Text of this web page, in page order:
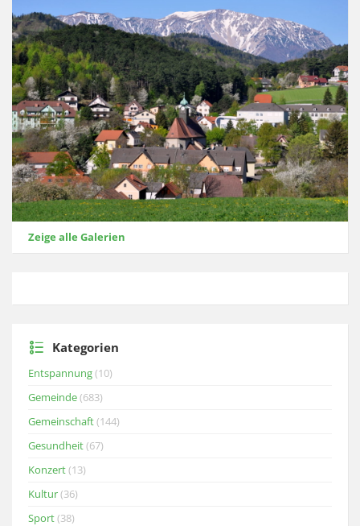
Zeige alle Galerien
Kategorien
Entspannung(10)
Gemeinde(683)
Gemeinschaft(144)
Gesundheit(67)
Konzert(13)
Kultur(36)
Sport(38)